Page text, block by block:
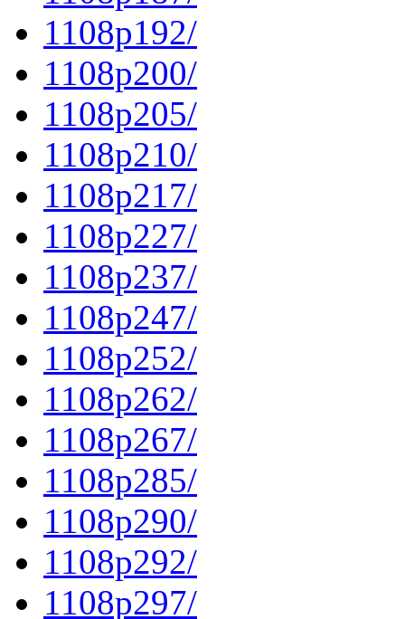
1108p192/
1108p200/
1108p205/
1108p210/
1108p217/
1108p227/
1108p237/
1108p247/
1108p252/
1108p262/
1108p267/
1108p285/
1108p290/
1108p292/
1108p297/